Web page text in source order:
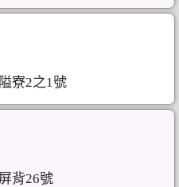
寮2之1號
背26號